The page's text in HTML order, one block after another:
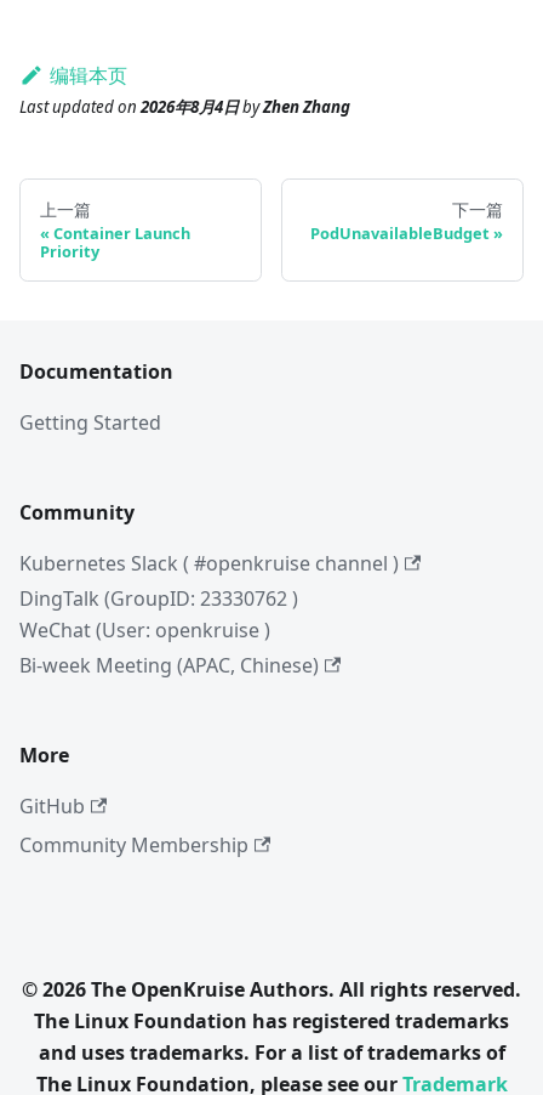
编辑本页
Last updatedon2026年8月4日byZhen Zhang
上一篇
Container Launch
Priority
下一篇
PodUnavailableBudget
Documentation
Getting Started
Community
Kubernetes Slack ( #openkruise channel )
DingTalk (GroupID: 23330762 )
WeChat (User: openkruise )
Bi-week Meeting (APAC, Chinese)
More
GitHub
Community Membership
© 2026 The OpenKruise Authors. All rights reserved.
The Linux Foundation has registered trademarks
and uses trademarks. For a list of trademarks of
The Linux Foundation, please see ourTrademark